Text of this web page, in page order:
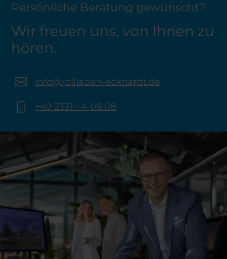
Persönliche Beratung gewünscht?
Wir freuen uns, von Ihnen zu
hören.
info@rollladen-eckhardt.de
+49 2331 - 4 08 08